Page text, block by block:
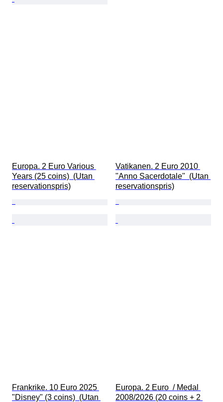
Europa. 2 Euro Various
Years (25 coins)  (Utan
reservationspris)
Vatikanen. 2 Euro 2010
"Anno Sacerdotale"  (Utan
reservationspris)
Frankrike. 10 Euro 2025
"Disney" (3 coins)  (Utan
Europa. 2 Euro  / Medal
2008/2026 (20 coins + 2